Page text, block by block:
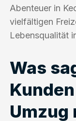
Abenteuer in
vielfältigen
Lebensqualität
Was
Umzug